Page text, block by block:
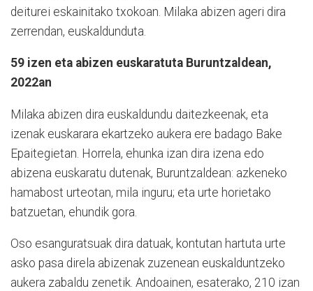
deiturei eskainitako txokoan. Milaka abizen ageri dira
zerrendan, euskaldunduta.
59 izen eta abizen euskaratuta Buruntzaldean,
2022an
Milaka abizen dira euskaldundu daitezkeenak, eta
izenak euskarara ekartzeko aukera ere badago Bake
Epaitegietan. Horrela, ehunka izan dira izena edo
abizena euskaratu dutenak, Buruntzaldean: azkeneko
hamabost urteotan, mila inguru; eta urte horietako
batzuetan, ehundik gora.
Oso esanguratsuak dira datuak, kontutan hartuta urte
asko pasa direla abizenak zuzenean euskalduntzeko
aukera zabaldu zenetik. Andoainen, esaterako, 210 izan